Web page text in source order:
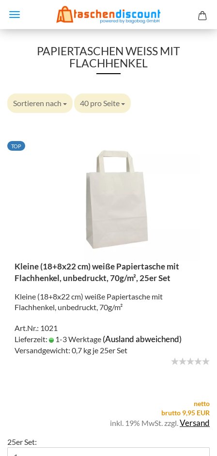
PAPIERTASCHEN WEISS MIT F
LACHHENKEL
Sortieren nach 40 pro Seite
TOP
Kleine (18+8x22 cm) weiße Papiertasche mit
Flachhenkel, unbedruckt, 70g/m², 25er Set
Kleine (18+8x22 cm) weiße Papiertasche mit
Flachhenkel, unbedruckt, 70g/m²
Art.Nr.: 1021
Lieferzeit:
1-3 Werktage (Ausland abweichend)
Versandgewicht: 0,7 kg je 25er Set
netto
brutto 9,95 EUR
inkl. 19% MwSt. zzgl.Versand
25er Set: